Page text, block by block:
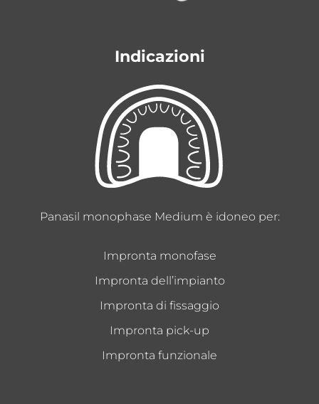
Indicazioni
Panasil monophase Medium è idoneo per:
Impronta monofase
Impronta dell’impianto
Impronta di fissaggio
Impronta pick-up
Impronta funzionale